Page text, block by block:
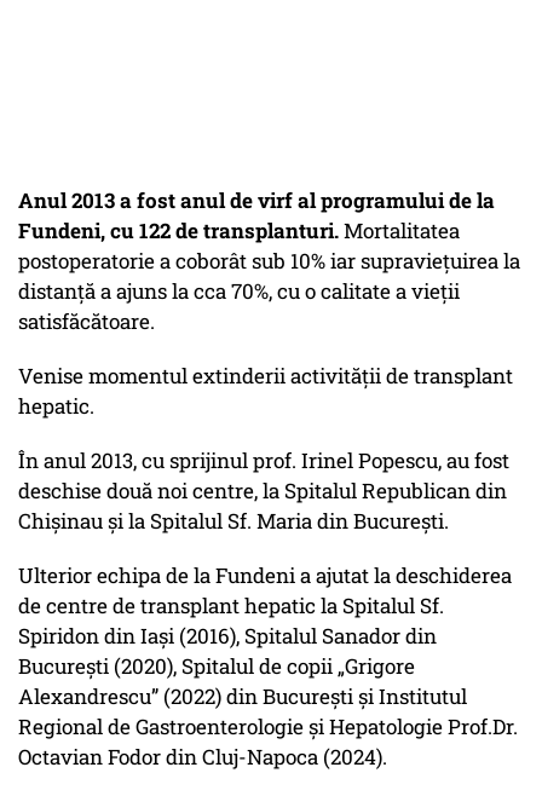
Anul 2013 a fost anul de virf al programului de la
Fundeni, cu 122 de transplanturi.Mortalitatea
postoperatorie a coborât sub 10% iar supraviețuirea la
distanță a ajuns la cca 70%, cu o calitate a vieții
satisfăcătoare.
Venise momentul extinderii activității de transplant
hepatic.
În anul 2013, cu sprijinul prof. Irinel Popescu, au fost
deschise două noi centre, la Spitalul Republican din
Chișinau și la Spitalul Sf. Maria din București.
Ulterior echipa de la Fundeni a ajutat la deschiderea
de centre de transplant hepatic la Spitalul Sf.
Spiridon din Iași (2016), Spitalul Sanador din
București (2020), Spitalul de copii „Grigore
Alexandrescu” (2022) din București și Institutul
Regional de Gastroenterologie și Hepatologie Prof.Dr.
Octavian Fodor din Cluj-Napoca (2024).